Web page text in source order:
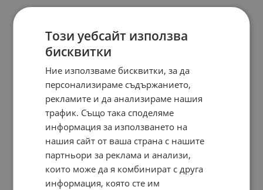
Този уебсайт използва
бисквитки
Ние използваме бисквитки, за да
персонализираме съдържанието,
рекламите и да анализираме нашия
трафик. Също така споделяме
информация за използването на
нашия сайт от ваша страна с нашите
партньори за реклама и анализи,
които може да я комбинират с друга
информация, която сте им